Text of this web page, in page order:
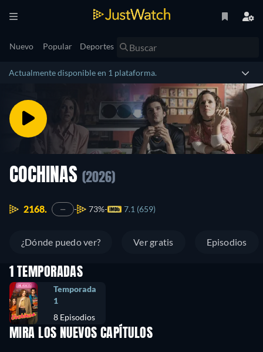
Nuevo Popular Deportes
Actualmente disponible en 1 plataforma.
COCHINAS (2026)
2168. — 73% 7.1 (659)
¿Dónde puedo ver? Ver gratis Episodios
1 TEMPORADAS
Temporada
1
8 Episodios
MIRA LOS NUEVOS CAPÍTULOS